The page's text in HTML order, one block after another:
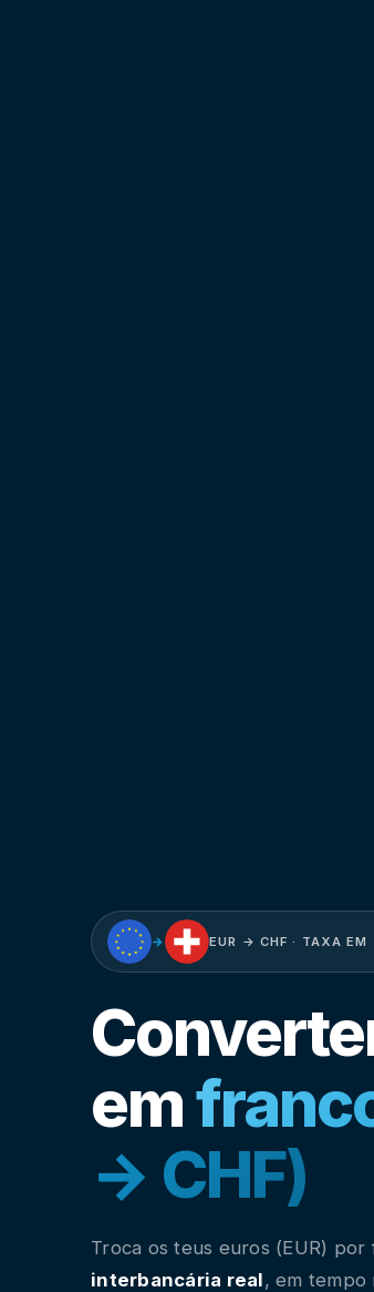
→ EUR → CHF · TAXA EM
em
→ CHF)
Troca os teus euros (EUR) por
interbancária real, em tempo